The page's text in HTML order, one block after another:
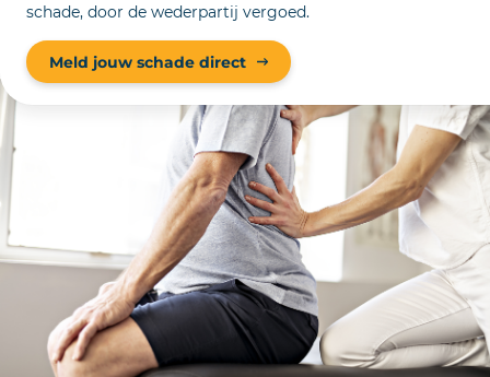
schade, door de wederpartij vergoed.
Meld jouw schade direct